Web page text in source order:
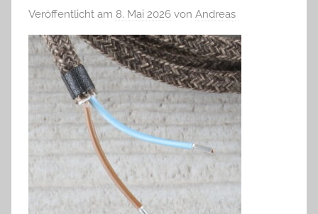
Veröffentlicht am 8. Mai 2026 von Andreas